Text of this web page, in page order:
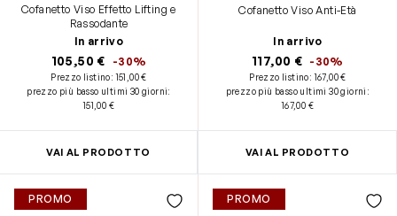
Cofanetto Viso Effetto Lifting e
Rassodante
In arrivo
105,50 € -30%
Prezzo listino:151,00 €
prezzo più basso ultimi 30 giorni:
151,00 €
VAI AL PRODOTTO
Cofanetto Viso Anti-Età
In arrivo
117,00 € -30%
Prezzo listino:167,00 €
prezzo più basso ultimi 30 giorni :
167,00 €
VAI AL PRODOTTO
PROMO PROMO